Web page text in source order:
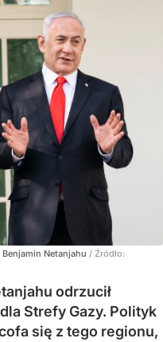
Netanjahu / Źródło:
odrzucił
Strefy Gazy. Polityk
się z tego regionu,